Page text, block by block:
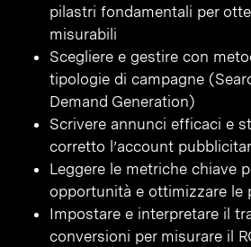
pilastri fondamentali per
misurabili
Scegliere e gestire con
tipologie di campagne
Demand Generation)
Scrivere annunci efficaci e
corretto l’account
Leggere le metriche chiave
opportunità e ottimizzare le
Impostare e interpretare il
conversioni per misurare il